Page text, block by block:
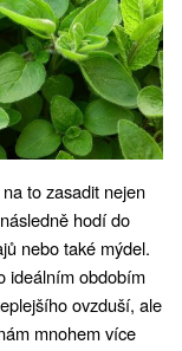
to zasadit nejen
hodí do
nebo také mýdel.
ideálním obdobím
ovzduší, ale
mnohem více